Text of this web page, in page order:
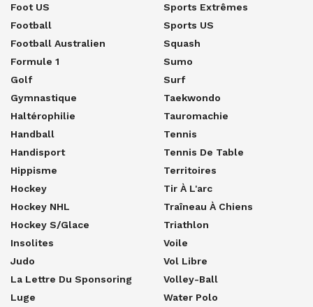
Foot US
Football
Football Australien
Formule 1
Golf
Gymnastique
Haltérophilie
Handball
Handisport
Hippisme
Hockey
Hockey NHL
Hockey S/glace
Insolites
Judo
La Lettre Du Sponsoring
Luge
Sports Extrêmes
Sports US
Squash
Sumo
Surf
Taekwondo
Tauromachie
Tennis
Tennis De Table
Territoires
Tir À L'arc
Traîneau À Chiens
Triathlon
Voile
Vol Libre
Volley-Ball
Water Polo